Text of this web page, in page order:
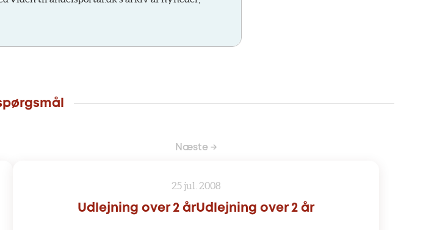
Næste →
25 jul. 2008
Udlejning over 2 årUdlejning over 2 år